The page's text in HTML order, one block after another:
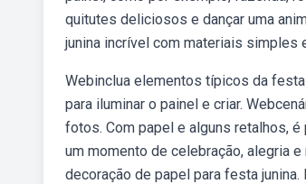
quitutes deliciosos e dançar uma
junina incrível com materiais simples
Webinclua elementos típicos da
para iluminar o painel e criar.
fotos. Com papel e alguns retalhos,
um momento de celebração, alegria
decoração de papel para festa